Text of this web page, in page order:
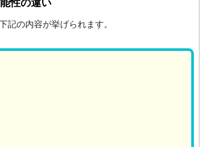
性の違い
記の内容が挙げられます。